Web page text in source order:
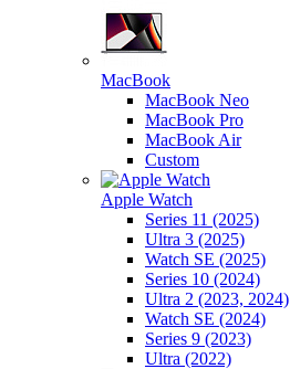
MacBook
MacBook Neo
MacBook Pro
MacBook Air
Custom
Apple Watch
Series 11 (2025)
Ultra 3 (2025)
Watch SE (2025)
Series 10 (2024)
Ultra 2 (2023, 2024)
Watch SE (2024)
Series 9 (2023)
Ultra (2022)